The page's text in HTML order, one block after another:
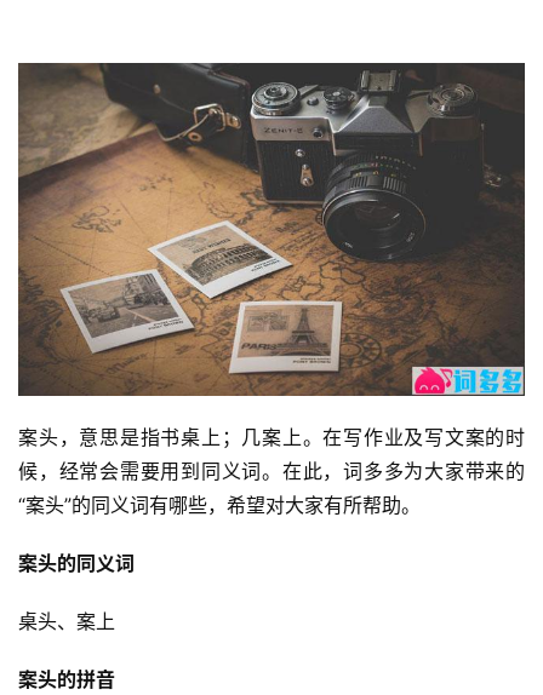
案头，意思是指书桌上；几案上。在写作业及写文案的时
候，经常会需要用到同义词。在此，词多多为大家带来的
“案头”的同义词有哪些，希望对大家有所帮助。
案头的同义词
桌头、案上
案头的拼音